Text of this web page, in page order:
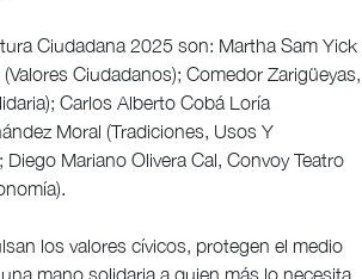
Ciudadana 2025 son: Martha Sam Yick
Ciudadanos); Comedor Zarigüeyas,
Carlos Alberto Cobá Loría
Moral (Tradiciones, Usos Y
Mariano Olivera Cal, Convoy Teatro
los valores cívicos, protegen el medio
mano solidaria a quien más lo necesita.